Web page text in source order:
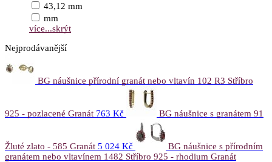
43,12 mm
mm
více...skrýt
Nejprodávanější
BG náušnice přírodní granát nebo vltavín 102 R3 Stříbro
925 - pozlacené Granát 763 Kč BG náušnice s granátem 91
Žluté zlato - 585 Granát 5 024 Kč
BG náušnice s přírodním
granátem nebo vltavínem 1482 Stříbro 925 - rhodium Granát